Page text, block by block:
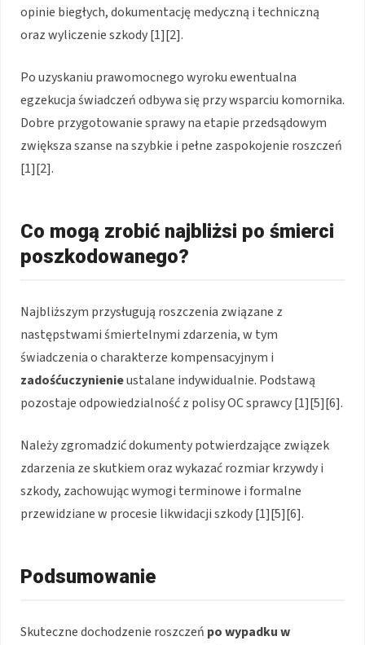
opinie biegłych, dokumentację medyczną i techniczną
oraz wyliczenie szkody [1][2].
Po uzyskaniu prawomocnego wyroku ewentualna
egzekucja świadczeń odbywa się przy wsparciu komornika.
Dobre przygotowanie sprawy na etapie przedsądowym
zwiększa szanse na szybkie i pełne zaspokojenie roszczeń
[1][2].
Co mogą zrobić najbliżsi po śmierci
poszkodowanego?
Najbliższym przysługują roszczenia związane z
następstwami śmiertelnymi zdarzenia, w tym
świadczenia o charakterze kompensacyjnym i
zadośćuczynienieustalane indywidualnie. Podstawą
pozostaje odpowiedzialność z polisy OC sprawcy [1][5][6].
Należy zgromadzić dokumenty potwierdzające związek
zdarzenia ze skutkiem oraz wykazać rozmiar krzywdy i
szkody, zachowując wymogi terminowe i formalne
przewidziane w procesie likwidacji szkody [1][5][6].
Podsumowanie
Skuteczne dochodzenie roszczeń po wypadkuw